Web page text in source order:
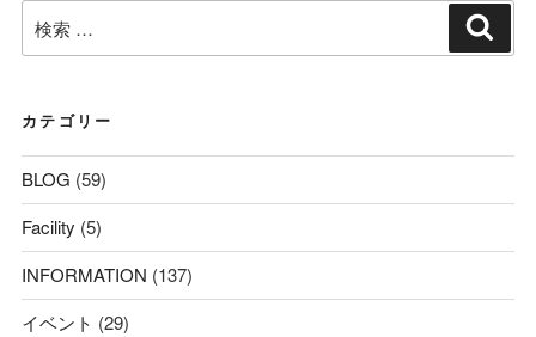
検
索:
カテゴリー
BLOG (59)
Facility (5)
INFORMATION (137)
イベント (29)